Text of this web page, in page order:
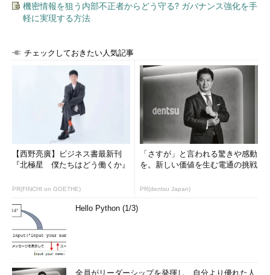
バー
ルバーを細くしたり、消したりしている
アクション
・Fluent Designを採用した
・トースト通知ウィンドウの右上のクローズマーク［X］が
［→］になり、クローズ以外のメニューが選択可能になった
・［People］アプリを素早く呼び出すためのアイコン（My
People Hubアイコン）を追加した
・［People］アプリに登録されている連絡先ユーザーを、最大
3人までタスクバーにピン留め可能。これらのユーザーへのメ
ールや通知、Skypeなどを素早く処理できる
タスクバー
・サウンドアイコンから立体音響（Spatial Sound）の設定変
更が可能になった
・バッテリーアイコンに、パワースロットリング用のスライダ
エクスプロ
ーラー
・3Dデータ保存用フォルダーのための「3D オブジェクト」ア
イコンが追加された
・エクスプローラーのコンテキストメニューから直接［共有］
有］メニューから操作していた）
※
クセスを許可する］に名前変更された
機密情報を狙う内部不正者からどう守る? ガバナンス強化を手
軽に実現する方法
チェックしておきたい人気記事
【西野亮廣】ビジネス書最新刊
『北極星 僕たちはどう働くか』
PR(FINCHI on GOETHE)
「さすが」と言われる驚きや感動
を。新しい価値を生む電通の挑戦
PR(dentsu Japan)
Hello Python (1/3)
全員がリーダーシップを発揮し、自分より優れた人